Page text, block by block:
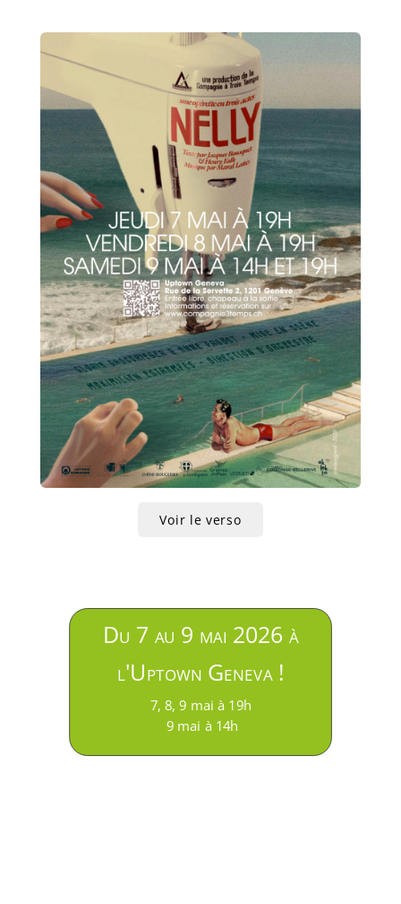
Voir le verso
Du 7 au 9 mai 2026 à
l'Uptown Geneva !
7, 8, 9 mai à 19h
9 mai à 14h